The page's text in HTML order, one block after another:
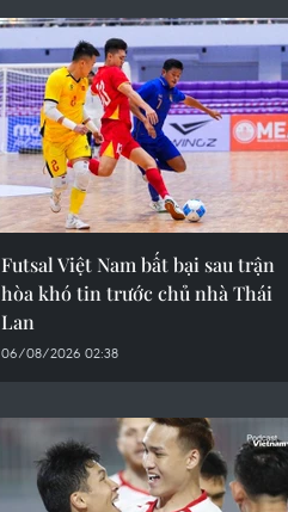
Futsal Việt Nam bất bại sau trận
hòa khó tin trước chủ nhà Thái
Lan
06/08/2026 02:38